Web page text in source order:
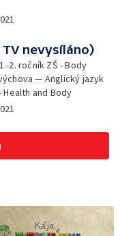
nevysíláno)
2. ročník ZŠ - Body
— Anglický jazyk
Health and Body